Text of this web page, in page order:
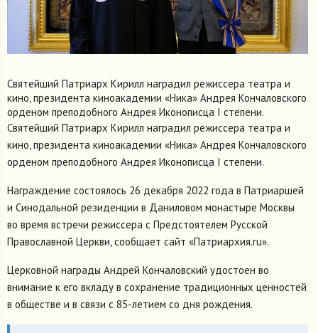
Святейший Патриарх Кирилл наградил режиссера театра и
кино, президента киноакадемии «Ника» Андрея Кончаловского
орденом преподобного Андрея Иконописца I степени.
Святейший Патриарх Кирилл наградил режиссера театра и
кино, президента киноакадемии «Ника» Андрея Кончаловского
орденом преподобного Андрея Иконописца I степени.
Награждение состоялось 26 декабря 2022 года в Патриаршей
и Синодальной резиденции в Даниловом монастыре Москвы
во время встречи режиссера с Предстоятелем Русской
Православной Церкви, сообщает сайт «Патриархия.ru».
Церковной награды Андрей Кончаловский удостоен во
внимание к его вкладу в сохранение традиционных ценностей
в обществе и в связи с 85-летием со дня рождения.